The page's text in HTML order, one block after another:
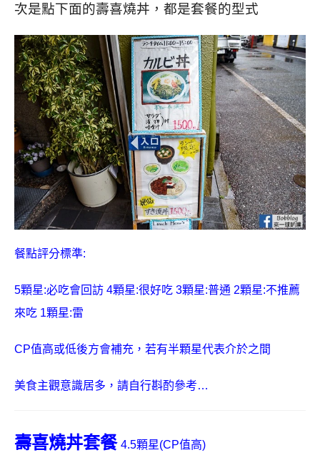
次是點下面的壽喜燒丼，都是套餐的型式
餐點評分標準:
5顆星:必吃會回訪 4顆星:很好吃 3顆星:普通 2顆星:不推薦
來吃 1顆星:雷
CP值高或低後方會補充，若有半顆星代表介於之間
美食主觀意識居多，請自行斟酌參考…
壽喜燒丼套餐 4.5顆星(CP值高)